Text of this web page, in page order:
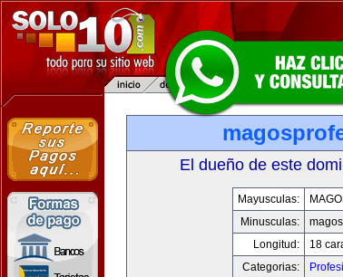
El dueño de este
Mayusculas:
Minusculas:
Longitud:
18
Categorias: